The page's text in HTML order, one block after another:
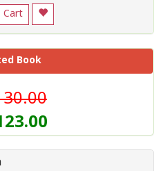
Cart
Book